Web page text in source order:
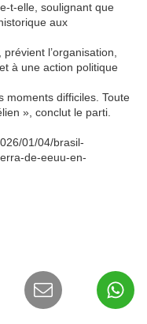
t-elle, soulignant que
aux
l’organisation,
à une action politique
moments difficiles. Toute
», conclut le parti.
01/04/brasil-
de-eeuu-en-